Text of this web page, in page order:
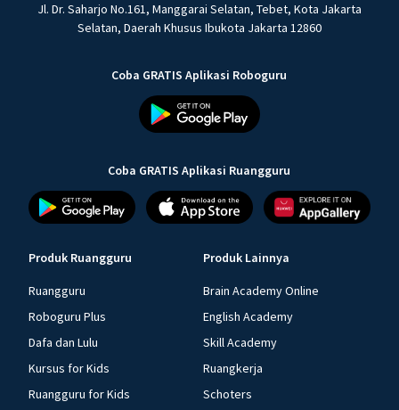
Jl. Dr. Saharjo No.161, Manggarai Selatan, Tebet, Kota Jakarta
Selatan, Daerah Khusus Ibukota Jakarta 12860
Coba GRATIS Aplikasi Roboguru
Coba GRATIS Aplikasi Ruangguru
Produk Ruangguru
Ruangguru
Roboguru Plus
Dafa dan Lulu
Kursus for Kids
Ruangguru for Kids
Produk Lainnya
Brain Academy Online
English Academy
Skill Academy
Ruangkerja
Schoters